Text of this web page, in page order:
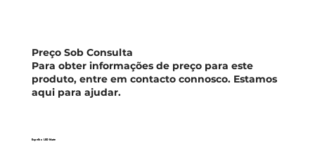
Espelho LED Marte
Preço Sob Consulta
Para obter informações de preço para este
produto, entre em contacto connosco. Estamos
aqui para ajudar.